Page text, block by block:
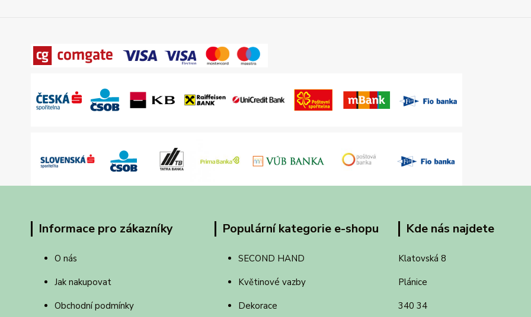
Informace pro zákazníky
O nás
Jak nakupovat
Obchodní podmínky
Populární kategorie e-shopu
SECOND HAND
Květinové vazby
Dekorace
Kde nás najdete
Klatovská 8
Plánice
340 34